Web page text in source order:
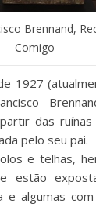
Brennand,
Comigo
1927
das
pelo seu pai.
e telhas,
estão
e algumas